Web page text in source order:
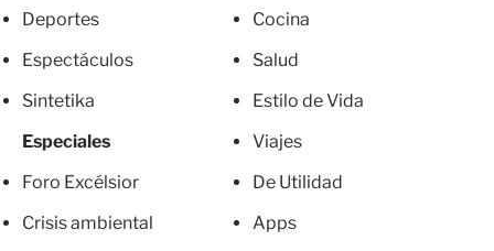
Deportes
Espectáculos
Sintetika
Especiales
Foro Excélsior
Crisis ambiental
Cocina
Salud
Estilo de Vida
Viajes
De Utilidad
Apps